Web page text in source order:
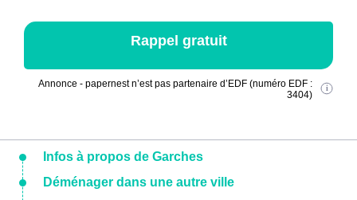
Rappel gratuit
Annonce - papernest n’est pas partenaire d’EDF (numéro EDF :
3404)
Infos à propos de Garches
Déménager dans une autre ville